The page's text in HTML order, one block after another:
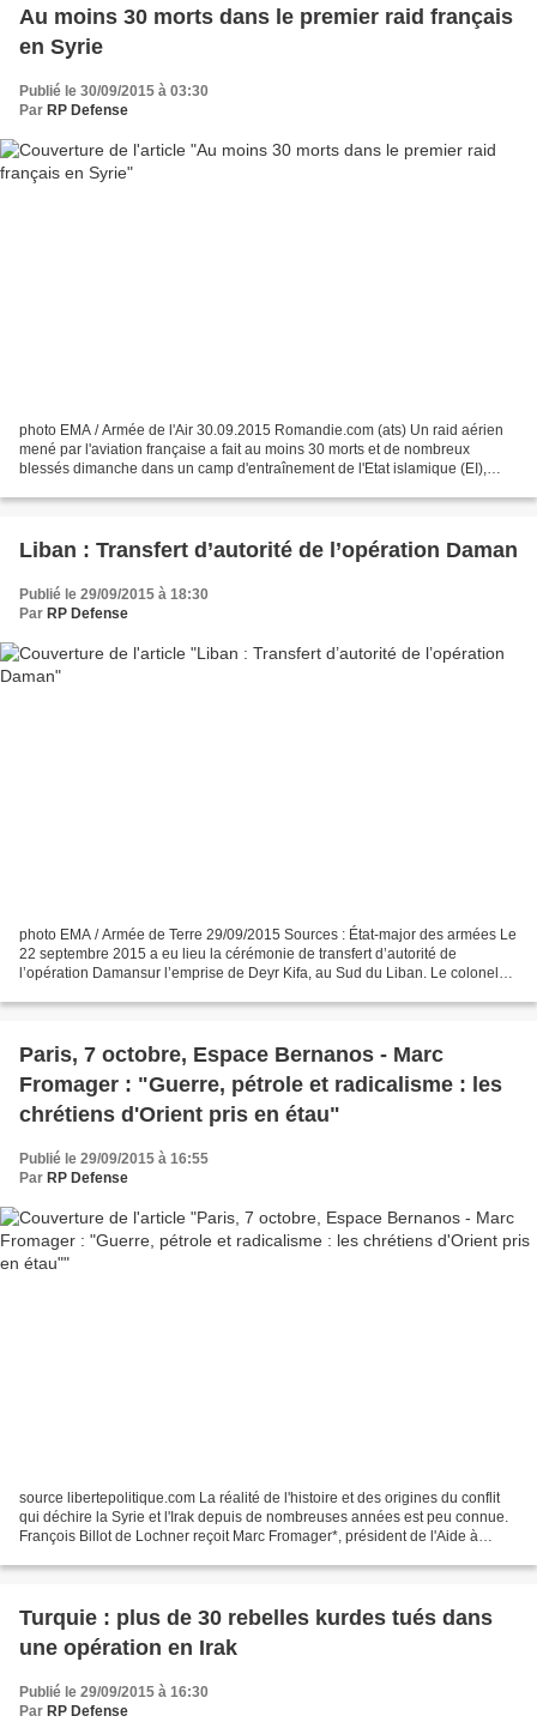
Au moins 30 morts dans le premier raid français
en Syrie
Publié le 30/09/2015 à 03:30
Par RP Defense
photo EMA / Armée de l'Air 30.09.2015 Romandie.com (ats) Un raid aérien
mené par l'aviation française a fait au moins 30 morts et de nombreux
blessés dimanche dans un camp d'entraînement de l'Etat islamique (EI),
Liban : Transfert d’autorité de l’opération Daman
Publié le 29/09/2015 à 18:30
Par RP Defense
photo EMA / Armée de Terre 29/09/2015 Sources : État-major des armées Le
22 septembre 2015 a eu lieu la cérémonie de transfert d’autorité de
l’opération Damansur l’emprise de Deyr Kifa, au Sud du Liban. Le colonel
Paris, 7 octobre, Espace Bernanos - Marc
Fromager : "Guerre, pétrole et radicalisme : les
chrétiens d'Orient pris en étau"
Publié le 29/09/2015 à 16:55
Par RP Defense
source libertepolitique.com La réalité de l'histoire et des origines du conflit
qui déchire la Syrie et l'Irak depuis de nombreuses années est peu connue.
François Billot de Lochner reçoit Marc Fromager*, président de l'Aide à
Turquie : plus de 30 rebelles kurdes tués dans
une opération en Irak
Publié le 29/09/2015 à 16:30
Par RP Defense